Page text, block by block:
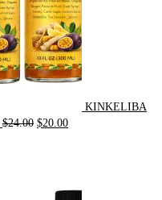
KINKELIBA
$24.00 Original
$20.00Current